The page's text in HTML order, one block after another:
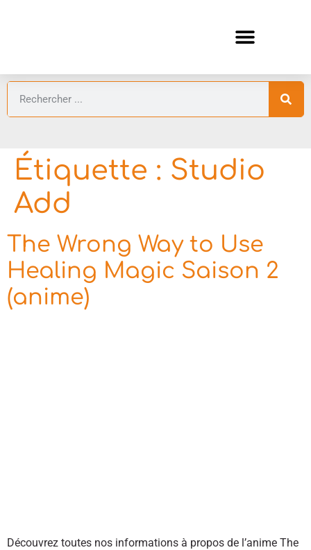
Étiquette : Studio
Add
The Wrong Way to Use
Healing Magic Saison 2
(anime)
Découvrez toutes nos informations à propos de l’anime The